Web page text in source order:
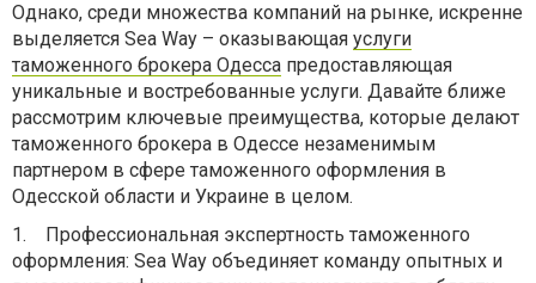
Однако, среди множества компаний на рынке, искренне
выделяется Sea Way – оказывающая услуги
таможенного брокера Одесса предоставляющая
уникальные и востребованные услуги. Давайте ближе
рассмотрим ключевые преимущества, которые делают
таможенного брокера в Одессе незаменимым
партнером в сфере таможенного оформления в
Одесской области и Украине в целом.
1.
Профессиональная экспертность таможенного
оформления: Sea Way объединяет команду опытных и